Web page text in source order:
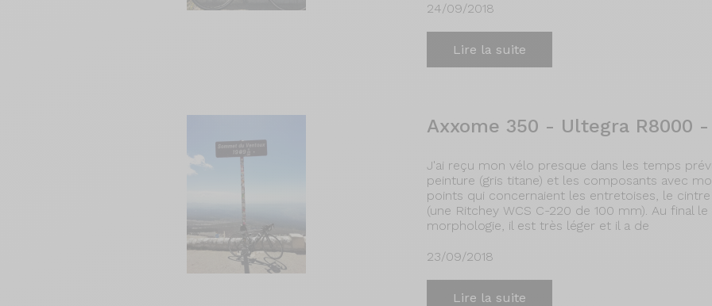
24/09/2018
Lire la suite
Axxome 350 - Ultegra R8000
J'ai reçu mon vélo presque dans les temps
peinture (gris titane) et les composants avec
points qui concernaient les entretoises, le
(une Ritchey WCS C-220 de 100 mm). Au final
morphologie, il est très léger et il a de
23/09/2018
Lire la suite